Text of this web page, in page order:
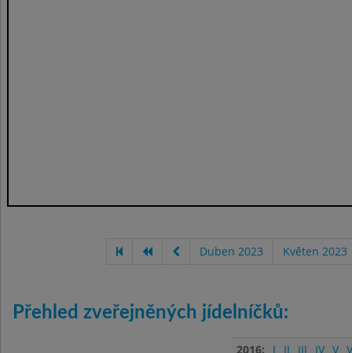
Duben 2023 Květen 2023
Přehled zveřejněných jídelníčků:
2016: I II III IV V